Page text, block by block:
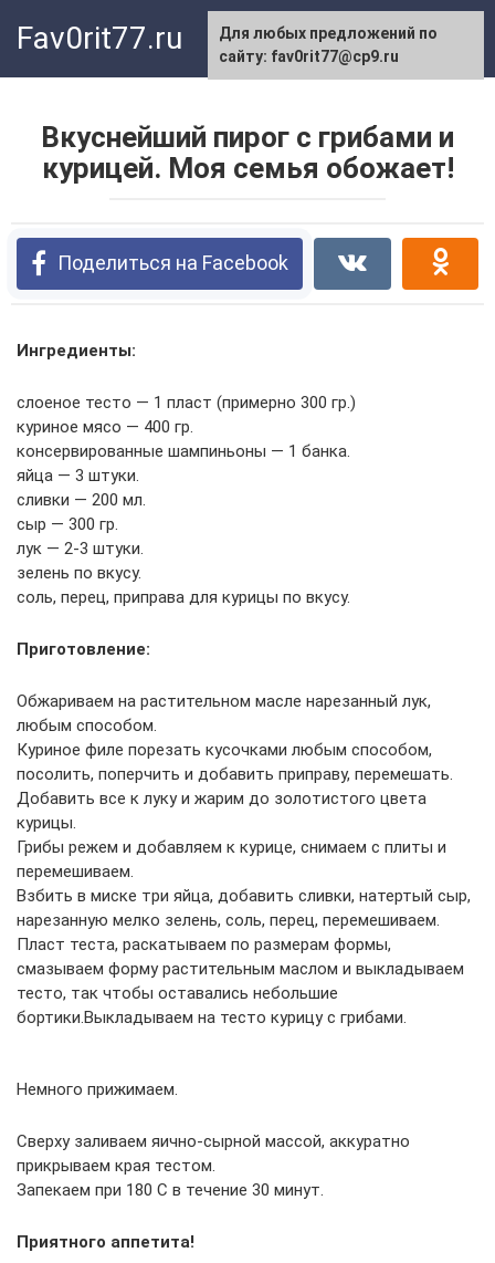
Fav0rit77.ru
Вкуснейший пирог с грибами и
курицей. Моя семья обожает!
Поделиться на Facebook
Ингредиенты:
слоеное тесто — 1 пласт (примерно 300 гр.)
куриное мясо — 400 гр.
консервированные шампиньоны — 1 банка.
яйца — 3 штуки.
сливки — 200 мл.
сыр — 300 гр.
лук — 2-3 штуки.
зелень по вкусу.
соль, перец, приправа для курицы по вкусу.
Приготовление:
Обжариваем на растительном масле нарезанный лук,
любым способом.
Куриное филе порезать кусочками любым способом,
посолить, поперчить и добавить приправу, перемешать.
Добавить все к луку и жарим до золотистого цвета
курицы.
Грибы режем и добавляем к курице, снимаем с плиты и
перемешиваем.
Взбить в миске три яйца, добавить сливки, натертый сыр,
нарезанную мелко зелень, соль, перец, перемешиваем.
Пласт теста, раскатываем по размерам формы,
смазываем форму растительным маслом и выкладываем
тесто, так чтобы оставались небольшие
бортики.Выкладываем на тесто курицу с грибами.
Немного прижимаем.
Сверху заливаем яично-сырной массой, аккуратно
прикрываем края тестом.
Запекаем при 180 С в течение 30 минут.
Приятного аппетита!
Для любых предложений по
сайту: fav0rit77@cp9.ru